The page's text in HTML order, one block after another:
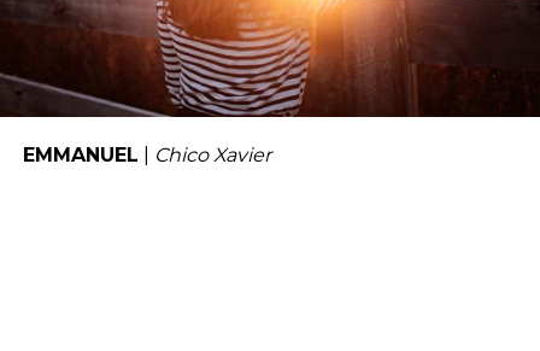
EMMANUEL Chico Xavier